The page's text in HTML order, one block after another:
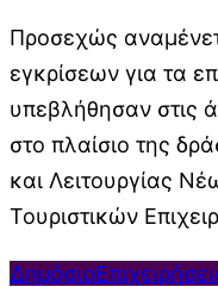
Προσεχώς
εγκρίσεων για τα
υπεβλήθησαν στις
στο πλαίσιο της
και Λειτουργίας
Τουριστικών
Δημόσιο